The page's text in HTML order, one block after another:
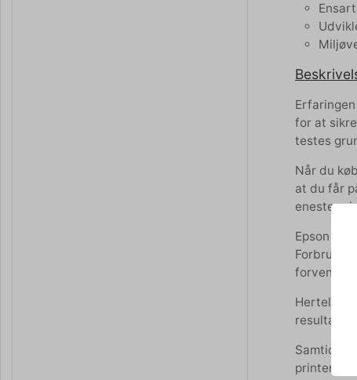
for at
testes
Når du
at du får
eneste
Epson
forventer.
Hertels
resultat.
Samtidig
printer.